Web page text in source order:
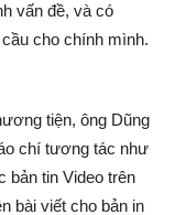
vấn đề, và có
cho chính mình.
tiện, ông Dũng
chí tương tác như
bản tin Video trên
bài viết cho bản in